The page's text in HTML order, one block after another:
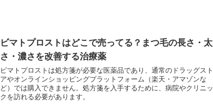
ビマトプロストはどこで売ってる？まつ毛の長さ・太
さ・濃さを改善する治療薬
ビマトプロストは処方箋が必要な医薬品であり、通常のドラッグスト
アやオンラインショッピングプラットフォーム（楽天・アマゾンな
ど）では購入できません。処方箋を入手するために、病院やクリニッ
クを訪れる必要があります。